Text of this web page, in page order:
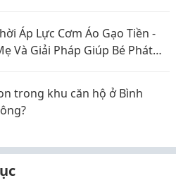
Áp Lực Cơm Áo Gạo Tiền -
Và Giải Pháp Giúp Bé Phát
trong khu căn hộ ở Bình